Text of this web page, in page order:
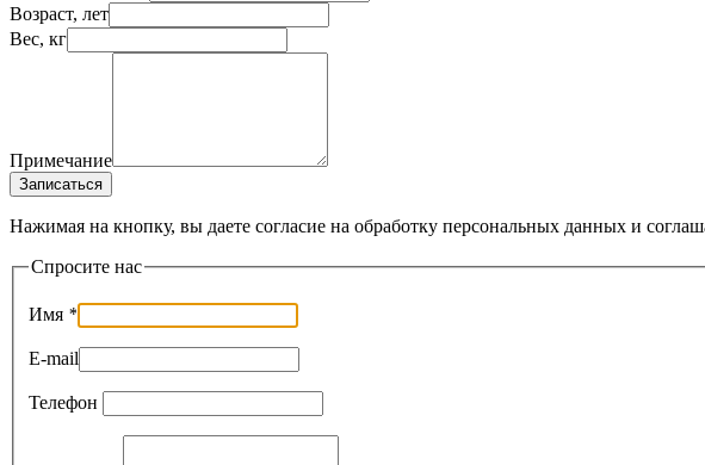
Возраст, лет
Вес, кг
Примечание
Записаться
Нажимая на кнопку, вы даете согласие на обработку персональных данных и
Спросите нас
Имя *
E-mail
Телефон